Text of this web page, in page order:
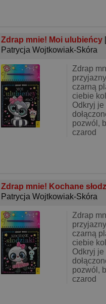
Zdrap mnie! Moi ulubieńcy
Patrycja Wojtkowiak-Skóra
Zdrap
czarną
ciebie
Odkryj
pozwól,
czarod
Zdrap mnie! Kochane
Patrycja Wojtkowiak-Skóra
Zdrap
czarną
ciebie
Odkryj
pozwól,
czarod